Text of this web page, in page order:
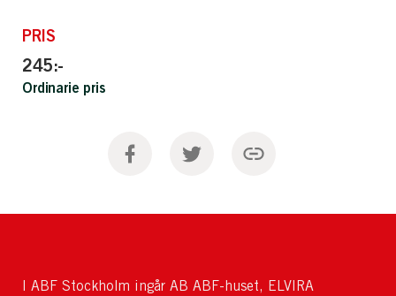
PRIS
245:-
Ordinarie pris
I ABF Stockholm ingår AB ABF-huset, ELVIRA